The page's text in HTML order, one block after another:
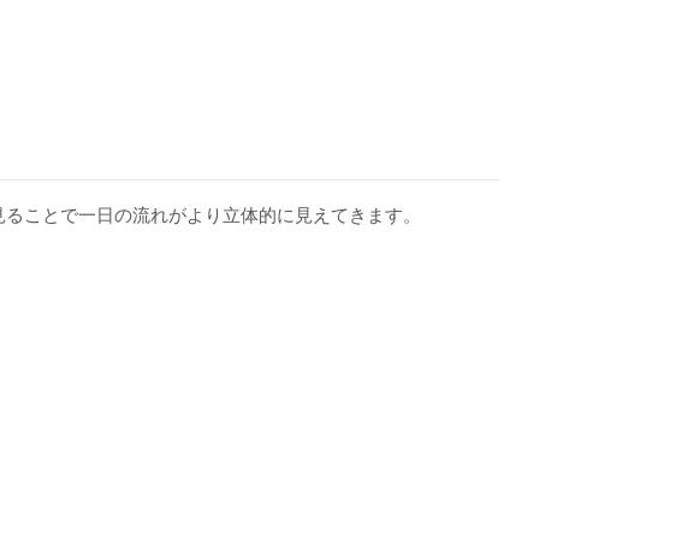
ことで一日の流れがより立体的に見えてきます。